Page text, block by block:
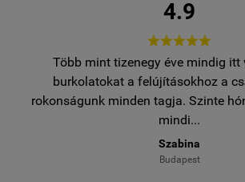
4.9

Több mint tizenegy éve mindig itt
burkolatokat a felújításokhoz a
rokonságunk minden tagja. Szinte
mindi...
Szabina
Budapest